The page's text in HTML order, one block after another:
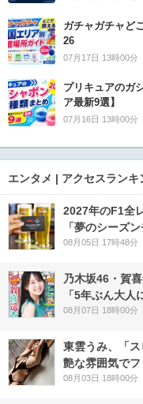
ガチャガチャど
26
07月17日 13時00分
プリキュアのガ
ア最新9選】
07月16日 13時00分
エンタメ | アクセスランキ
2027年のF1全
「夢のシーズ
08月05日 17時48分
乃木坂46・賀
「5年ぶん大人
08月07日 18時00分
東雲うみ、「
艶な雰囲気でフ
08月03日 18時00分